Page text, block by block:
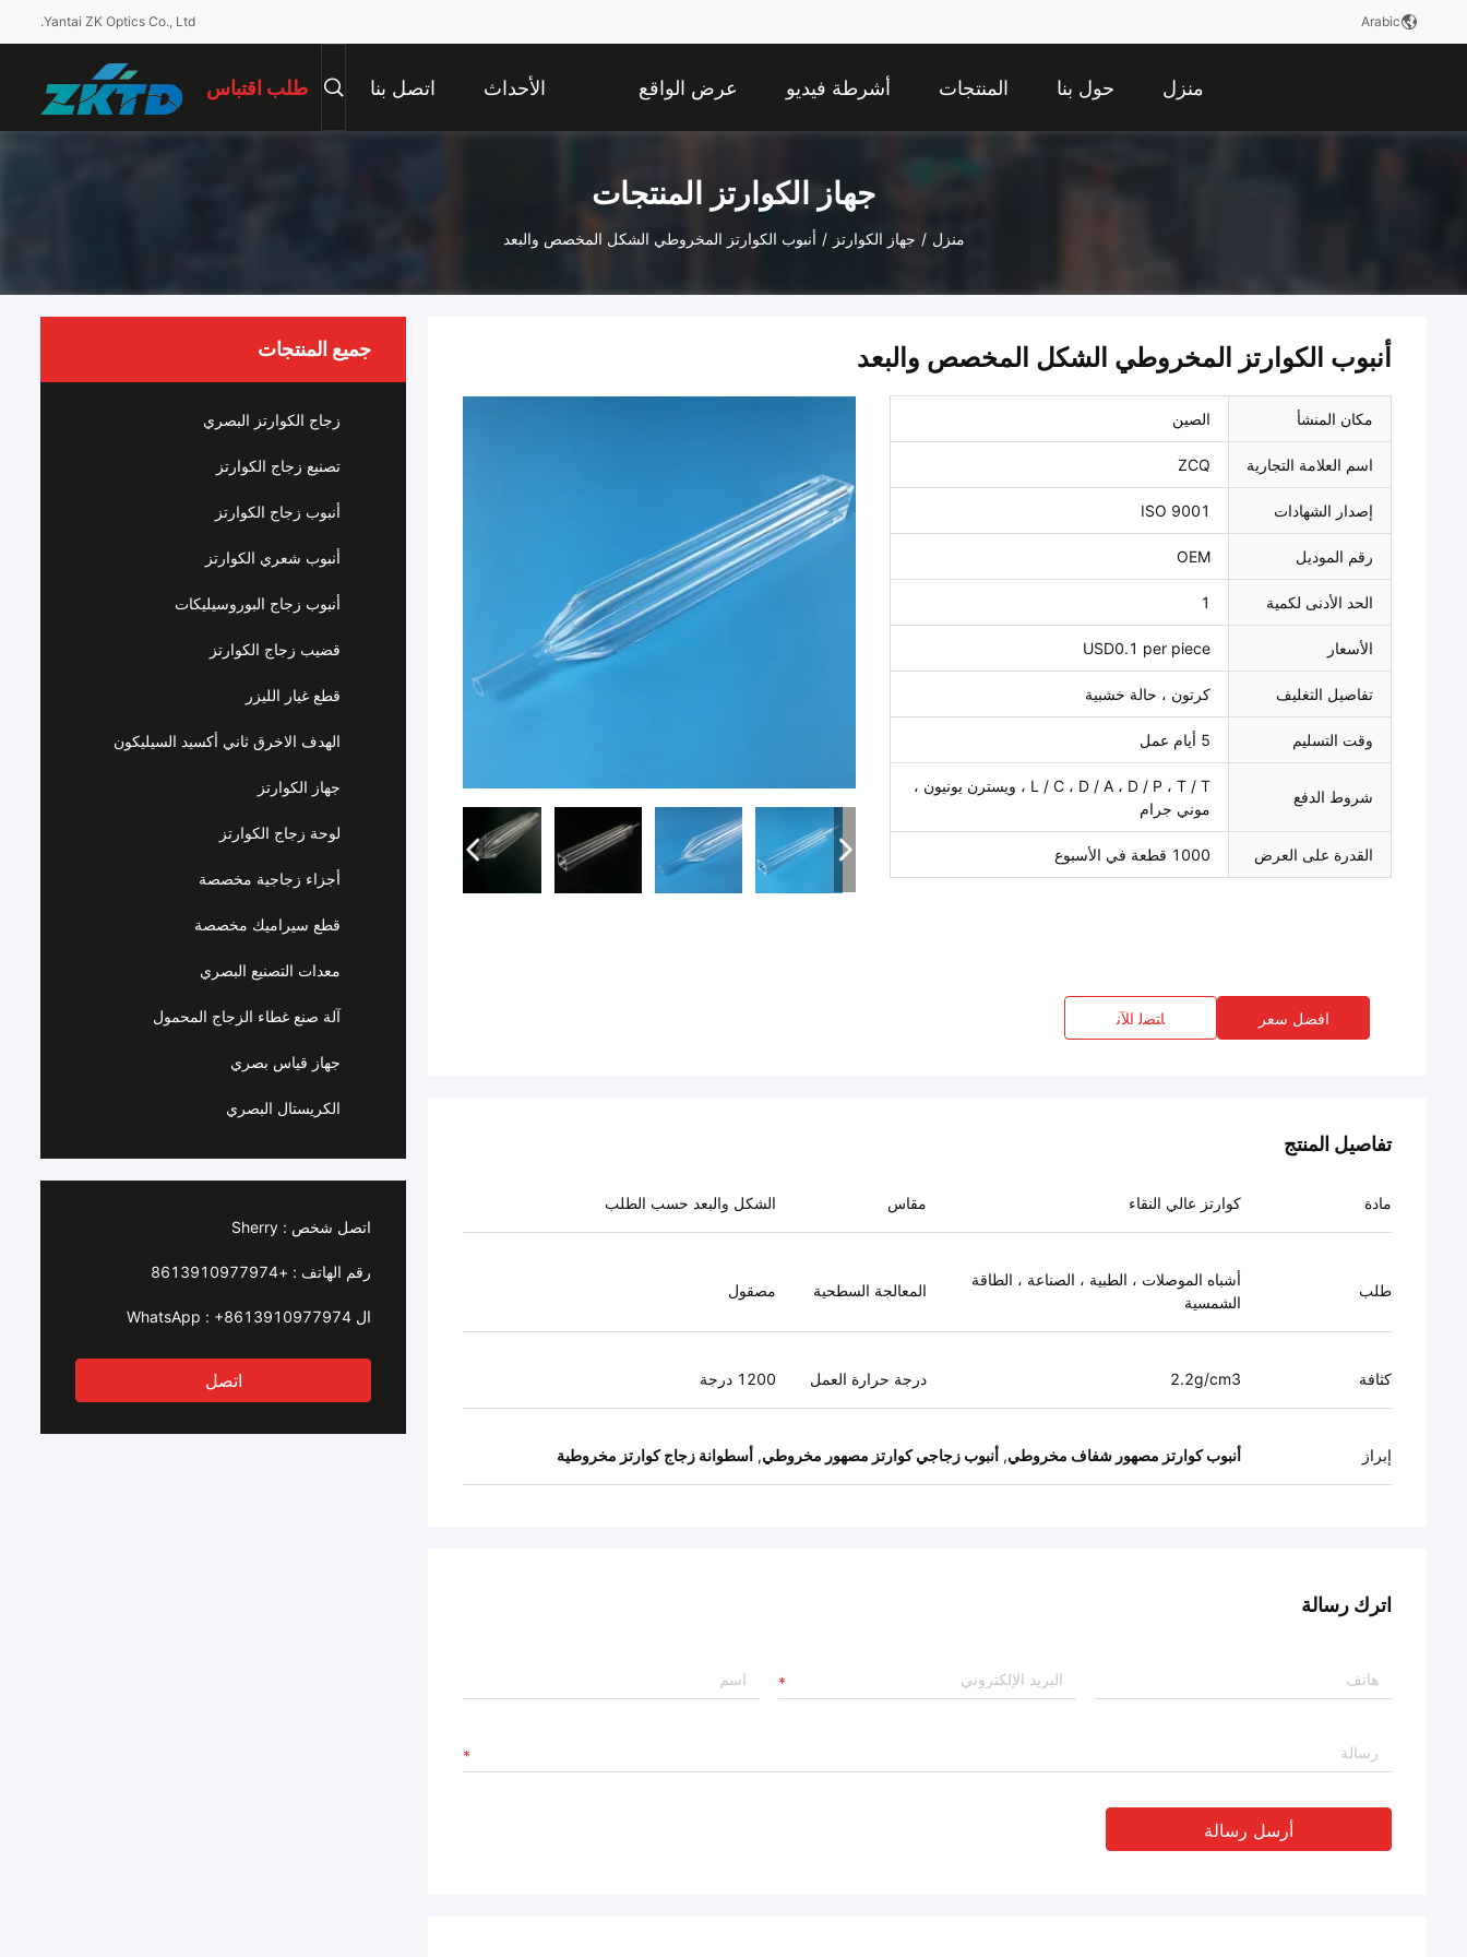
Yantai ZK Optics Co., Ltd. Arabic
منزل حول بنا المنتجات أشرطة فيديو عرض الواقع
الافتراضي
الأحداث اتصل بنا طلب اقتباس
جهاز الكوارتز المنتجات
منزل / جهاز الكوارتز / أنبوب الكوارتز المخروطي الشكل المخصص والبعد
جميع المنتجات
زجاج الكوارتز البصري
تصنيع زجاج الكوارتز
أنبوب زجاج الكوارتز
أنبوب شعري الكوارتز
أنبوب زجاج البوروسيليكات
قضيب زجاج الكوارتز
قطع غيار الليزر
الهدف الاخرق ثاني أكسيد السيليكون
جهاز الكوارتز
لوحة زجاج الكوارتز
أجزاء زجاجية مخصصة
قطع سيراميك مخصصة
معدات التصنيع البصري
آلة صنع غطاء الزجاج المحمول
جهاز قياس بصري
الكريستال البصري
اتصل شخص : Sherry
رقم الهاتف : +8613910977974
ال WhatsApp : +8613910977974
اتصل
أنبوب الكوارتز المخروطي الشكل المخصص والبعد
مكان المنشأ الصين
اسم العلامة التجارية ZCQ
إصدار الشهادات ISO 9001
رقم الموديل OEM
الحد الأدنى لكمية 1
الأسعار USD0.1 per piece
تفاصيل التغليف كرتون ، حالة خشبية
وقت التسليم 5 أيام عمل
شروط الدفع
L / C ، D / A ، D / P ، T / T ، ويسترن يونيون ،
موني جرام
القدرة على العرض 1000 قطعة في الأسبوع
افضل سعر ﺎﺘﺼﻟ ﺍﻶﻧ
تفاصيل المنتج
مادة كوارتز عالي النقاء مقاس الشكل والبعد حسب الطلب
طلب
أشباه الموصلات ، الطبية ، الصناعة ، الطاقة
الشمسية
المعالجة السطحية مصقول
كثافة 2.2g/cm3 درجة حرارة العمل 1200 درجة
إبراز أنبوب كوارتز مصهور شفاف مخروطي, أنبوب زجاجي كوارتز مصهور مخروطي, أسطوانة زجاج كوارتز مخروطية
اترك رسالة
أرسل رسالة